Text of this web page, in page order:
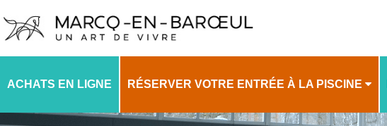
ACHATS EN LIGNE RÉSERVER VOTRE ENTRÉE À LA PISCINE